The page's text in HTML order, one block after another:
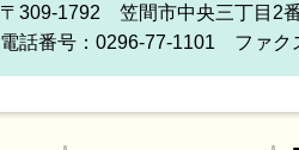
〒309-1792 笠間市中央三丁目2
電話番号：0296-77-1101 ファク